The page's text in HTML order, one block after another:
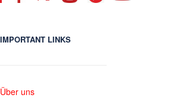
IMPORTANT LINKS
Über uns